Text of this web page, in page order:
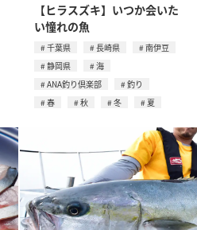
【ヒラスズキ】いつか会いた
い憧れの魚
千葉県 長崎県
南伊豆
静岡県
海
ANA釣り倶楽部
釣り
春
秋 冬 夏